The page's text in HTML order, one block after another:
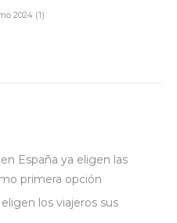
2024 (1)
España ya eligen las
primera opción
los viajeros sus